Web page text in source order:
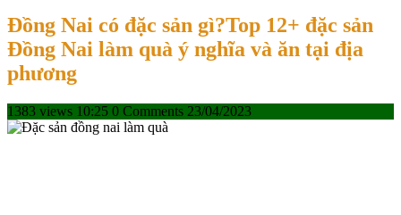
Đồng Nai có đặc sản gì?Top 12+ đặc sản
Đồng Nai làm quà ý nghĩa và ăn tại địa
phương
1383 views 10:25 0 Comments 23/04/2023